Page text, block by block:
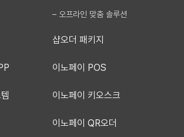
– 오프라인 맞춤 솔루션
샵오더 패키지
이노페이 POS
이노페이 키오스크
이노페이 QR오더